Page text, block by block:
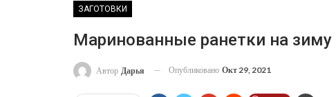
ЗАГОТОВКИ
Маринованные ранетки на зиму
Автор Дарья Опубликовано Окт 29, 2021